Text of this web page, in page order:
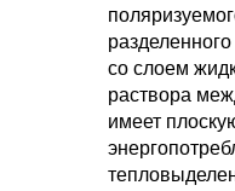
со слоем
раствора
имеет